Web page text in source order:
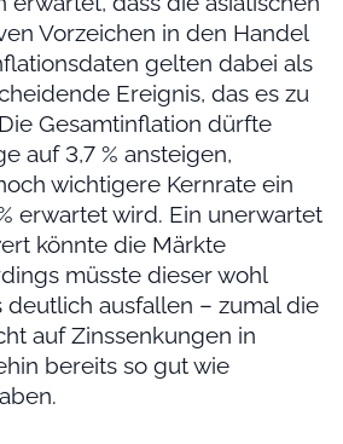
Vorzeichen in den Handel
gelten dabei als
Ereignis, das es zu
Gesamtinflation dürfte
auf 3,7 % ansteigen,
wichtigere Kernrate ein
erwartet wird. Ein unerwartet
könnte die Märkte
müsste dieser wohl
ausfallen – zumal die
auf Zinssenkungen in
bereits so gut wie